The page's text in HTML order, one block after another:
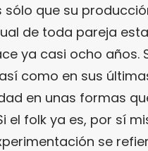
sólo que su
de toda pareja
ya casi ocho años.
como en sus
en unas formas
el folk ya es, por sí
se